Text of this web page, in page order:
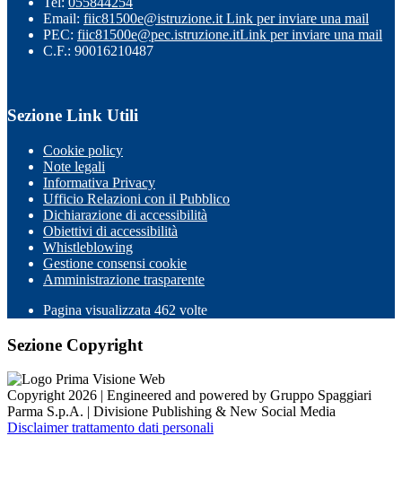
Email: fiic81500e@istruzione.it Link per inviare una mail
PEC: fiic81500e@pec.istruzione.itLink per inviare una mail
C.F.: 90016210487
Sezione Link Utili
Cookie policy
Note legali
Informativa Privacy
Ufficio Relazioni con il Pubblico
Dichiarazione di accessibilità
Obiettivi di accessibilità
Whistleblowing
Gestione consensi cookie
Amministrazione trasparente
Pagina visualizzata 462 volte
Sezione Copyright
Copyright 2026 | Engineered and powered by Gruppo Spaggiari
Parma S.p.A. | Divisione Publishing & New Social Media
Disclaimer trattamento dati personali